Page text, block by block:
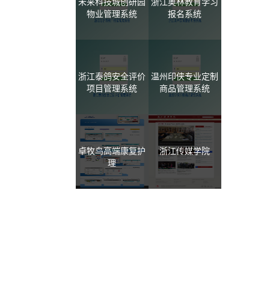
未来科技城创研园
物业管理系统
浙江奥林教育学习
报名系统
浙江泰鸽安全评价
项目管理系统
温州印侠专业定制
商品管理系统
卓牧鸟高端康复护
理
浙江传媒学院